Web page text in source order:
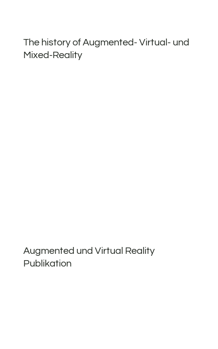
The history of Augmented- Virtual- und
Mixed-Reality
Augmented und Virtual Reality
Publikation